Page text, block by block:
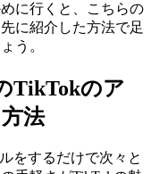
に行くと、こちらの
に紹介した方法で足
う。
TikTokのア
法
をするだけで次々と